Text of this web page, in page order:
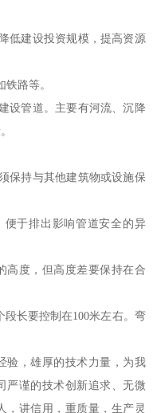
低建设投资规模，提高资源
路等。
设管道。主要有河流、沉降
保持与其他建筑物或设施保
便于排出影响管道安全的异
高度，但高度差要保持在合
段长要控制在100米左右。弯
验，雄厚的技术力量，为我
严谨的技术创新追求、无微
，讲信用，重质量，生产灵